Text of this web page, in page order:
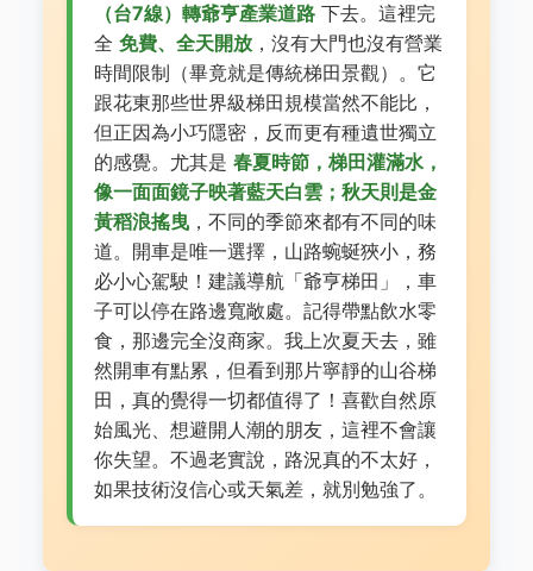
（台7線）轉爺亨產業道路 下去。這裡完
全 免費、全天開放 ，沒有大門也沒有營業
時間限制（畢竟就是傳統梯田景觀）。它
跟花東那些世界級梯田規模當然不能比，
但正因為小巧隱密，反而更有種遺世獨立
的感覺。尤其是 春夏時節，梯田灌滿水，
像一面面鏡子映著藍天白雲；秋天則是金
黃稻浪搖曳 ，不同的季節來都有不同的味
道。開車是唯一選擇，山路蜿蜒狹小，務
必小心駕駛！建議導航「爺亨梯田」，車
子可以停在路邊寬敞處。記得帶點飲水零
食，那邊完全沒商家。我上次夏天去，雖
然開車有點累，但看到那片寧靜的山谷梯
田，真的覺得一切都值得了！喜歡自然原
始風光、想避開人潮的朋友，這裡不會讓
你失望。不過老實說，路況真的不太好，
如果技術沒信心或天氣差，就別勉強了。